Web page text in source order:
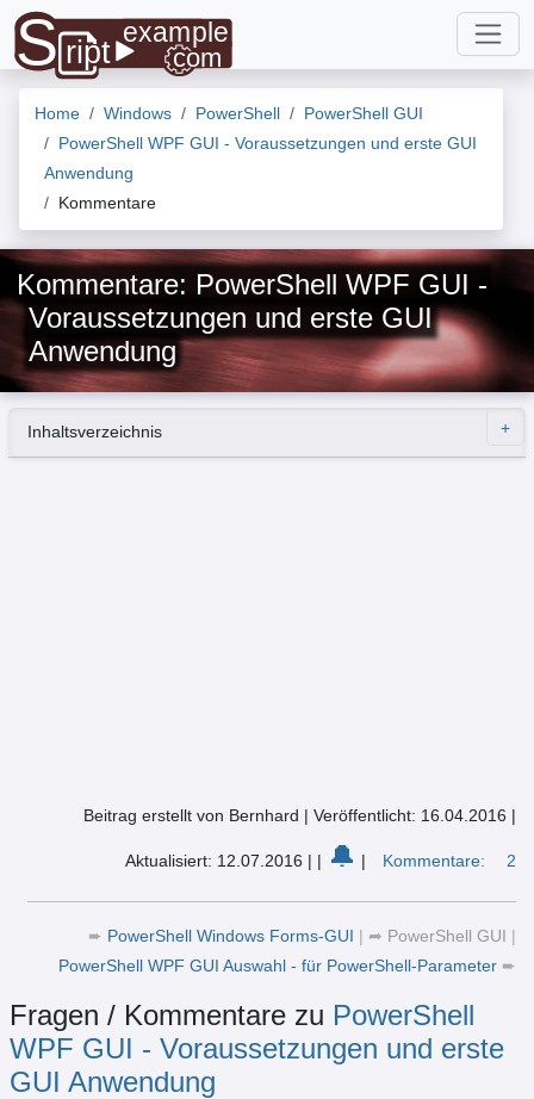
Home Windows PowerShell
PowerShell GUI
PowerShell WPF GUI - Voraussetzungen und erste GUI
Anwendung
Kommentare
Kommentare: PowerShell WPF GUI -
Voraussetzungen und erste GUI
Anwendung
Inhaltsverzeichnis
Beitrag erstellt von Bernhard | Veröffentlicht: 16.04.2016 |
Aktualisiert: 12.07.2016 | | 🔔 | Kommentare: 2
➨ PowerShell Windows Forms-GUI | ➦ PowerShell GUI |
PowerShell WPF GUI Auswahl - für PowerShell-Parameter ➨
Fragen / Kommentare zu PowerShell
WPF GUI - Voraussetzungen und erste
GUI Anwendung